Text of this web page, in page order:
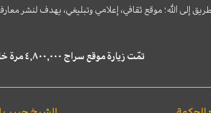
إلى الله؛ موقع ثقافي، إعلامي وتبليغي، يهدف لنشر
تمّت زيارة موقع سراج ٤,٨٠٠,٠٠٠ مرة خلال الستة أشهر الماضية، كما ظهر في نتائج البحث في محركات البحث٢٢,٢٩٠,٠٠٠ مرّة.